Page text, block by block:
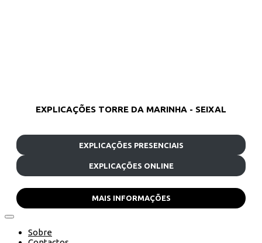
EXPLICAÇÕES TORRE DA MARINHA - SEIXAL
EXPLICAÇÕES PRESENCIAIS
EXPLICAÇÕES ONLINE
MAIS INFORMAÇÕES
Sobre